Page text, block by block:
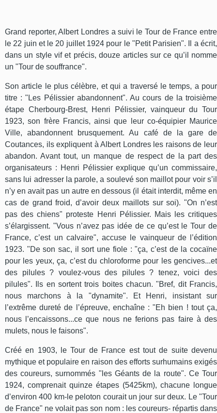
Grand reporter, Albert Londres a suivi le Tour de France entre
le 22 juin et le 20 juillet 1924 pour le "Petit Parisien". Il a écrit,
dans un style vif et précis, douze articles sur ce qu’il nomme
un "Tour de souffrance".
Son article le plus célèbre, et qui a traversé le temps, a pour
titre : "Les Pélissier abandonnent". Au cours de la troisième
étape Cherbourg-Brest, Henri Pélissier, vainqueur du Tour
1923, son frère Francis, ainsi que leur co-équipier Maurice
Ville, abandonnent brusquement. Au café de la gare de
Coutances, ils expliquent à Albert Londres les raisons de leur
abandon. Avant tout, un manque de respect de la part des
organisateurs : Henri Pélissier explique qu’un commissaire,
sans lui adresser la parole, a soulevé son maillot pour voir s’il
n’y en avait pas un autre en dessous (il était interdit, même en
cas de grand froid, d’avoir deux maillots sur soi). "On n’est
pas des chiens" proteste Henri Pélissier. Mais les critiques
s’élargissent. "Vous n’avez pas idée de ce qu’est le Tour de
France, c’est un calvaire", accuse le vainqueur de l’édition
1923. "De son sac, il sort une fiole : "ça, c’est de la cocaïne
pour les yeux, ça, c’est du chloroforme pour les gencives...et
des pilules ? voulez-vous des pilules ? tenez, voici des
pilules". Ils en sortent trois boites chacun. "Bref, dit Francis,
nous marchons à la "dynamite". Et Henri, insistant sur
l’extrême dureté de l’épreuve, enchaîne : "Eh bien ! tout ça,
nous l’encaissons...ce que nous ne ferions pas faire à des
mulets, nous le faisons".
Créé en 1903, le Tour de France est tout de suite devenu
mythique et populaire en raison des efforts surhumains exigés
des coureurs, surnommés "les Géants de la route". Ce Tour
1924, comprenait quinze étapes (5425km), chacune longue
d’environ 400 km-le peloton courait un jour sur deux. Le "Tour
de France" ne volait pas son nom : les coureurs- répartis dans